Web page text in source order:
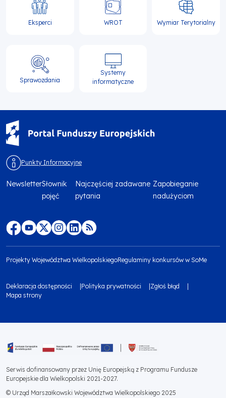
Eksperci WROT Wymiar Terytorialny
Sprawozdania
Systemy
informatyczne
Punkty Informacyjne
Menu
footer
społecznościowe
top
NewsletterSłownik
pojęć
Najczęściej zadawane
pytania
Zapobieganie
nadużyciom
footer
Projekty Województwa WielkopolskiegoRegulaminy konkursów w SoMe
Menu
footer
2
Deklaracja dostępności Polityka prywatności
Zgłoś błąd
Mapa strony
Serwis dofinansowany przez Unię Europejską z Programu Fundusze
Europejskie dla Wielkopolski 2021-2027.
© Urząd Marszałkowski Województwa Wielkopolskiego 2025